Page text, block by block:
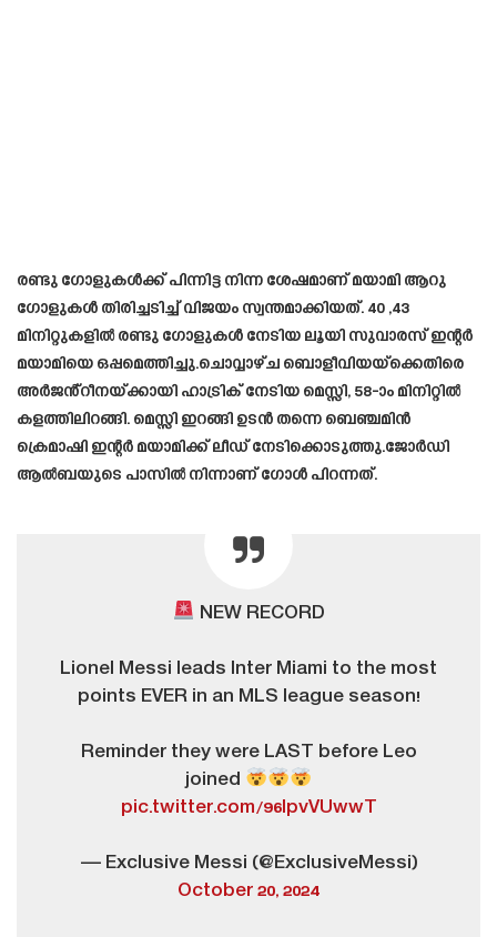
രണ്ടു ഗോളുകൾക്ക് പിന്നിട്ട നിന്ന ശേഷമാണ് മയാമി ആറു
ഗോളുകൾ തിരിച്ചടിച്ച് വിജയം സ്വന്തമാക്കിയത്. 40 ,43
മിനിറ്റുകളിൽ രണ്ടു ഗോളുകൾ നേടിയ ലൂയി സുവാരസ് ഇന്റർ
മയാമിയെ ഒപ്പമെത്തിച്ചു.ചൊവ്വാഴ്ച ബൊളീവിയയ്‌ക്കെതിരെ
അർജൻ്റീനയ്‌ക്കായി ഹാട്രിക് നേടിയ മെസ്സി, 58-ാം മിനിറ്റിൽ
കളത്തിലിറങ്ങി. മെസ്സി ഇറങ്ങി ഉടൻ തന്നെ ബെഞ്ചമിൻ
ക്രെമാഷി ഇന്റർ മയാമിക്ക് ലീഡ് നേടിക്കൊടുത്തു.ജോർഡി
ആൽബയുടെ പാസിൽ നിന്നാണ് ഗോൾ പിറന്നത്.
NEW RECORD
Lionel Messi leads Inter Miami to the most
points EVER in an MLS league season!
Reminder they were LAST before Leo
joined
pic.twitter.com/96IpvVUwwT
— Exclusive Messi (@ExclusiveMessi)
October 20, 2024